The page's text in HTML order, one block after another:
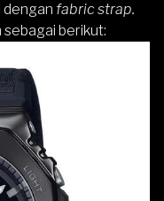
dengan fabric strap.
berikut: